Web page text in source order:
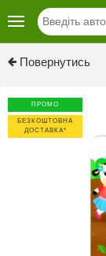
Повернутись
ПРОМО
БЕЗКОШТОВНА
ДОСТАВКА*